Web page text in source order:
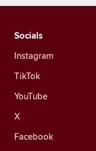
Socials
Instagram
TikTok
YouTube
X
Facebook